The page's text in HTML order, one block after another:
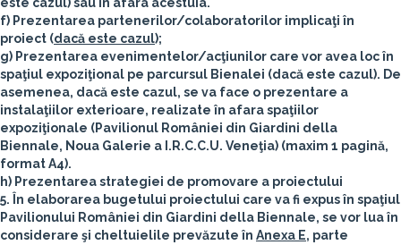
f) Prezentarea partenerilor/colaboratorilor implicaţi în
proiect (dacă este cazul);
g) Prezentarea evenimentelor/acţiunilor care vor avea loc în
spaţiul expoziţional pe parcursul Bienalei (dacă este cazul). De
asemenea, dacă este cazul, se va face o prezentare a
instalaţiilor exterioare, realizate în afara spaţiilor
expoziţionale (Pavilionul României din Giardini della
Biennale, Noua Galerie a I.R.C.C.U. Veneţia) (maxim 1 pagină,
format A4).
h) Prezentarea strategiei de promovare a proiectului
5. În elaborarea bugetului proiectului care va fi expus în spaţiul
Pavilionului României din Giardini della Biennale, se vor lua în
considerare şi cheltuielile prevăzute în Anexa E, parte